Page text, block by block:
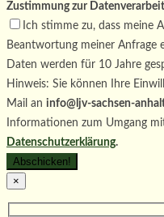
Zustimmung zur
Ich stimme zu, dass meine
Beantwortung meiner Anfrage
Daten werden für 10 Jahre
Hinweis: Sie können Ihre
Mail an info@ljv-sachsen-
Informationen zum Umgang
Datenschutzerklärung.
×